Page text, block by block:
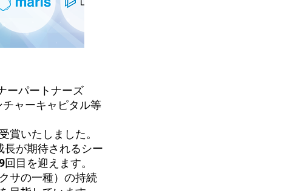
ーパートナーズ
チャーキャピタル等
賞いたしました。
長が期待されるシー
目を迎えます。
サの一種）の持続